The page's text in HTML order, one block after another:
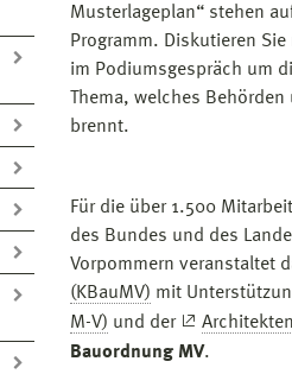
Musterlageplan“ stehen
Programm. Diskutieren
im Podiumsgespräch um
Thema, welches
brennt.
Für die über 1.500
des Bundes und des
Vorpommern veranstaltet
(KBauMV) mit
M-V) und der
Bauordnung MV.